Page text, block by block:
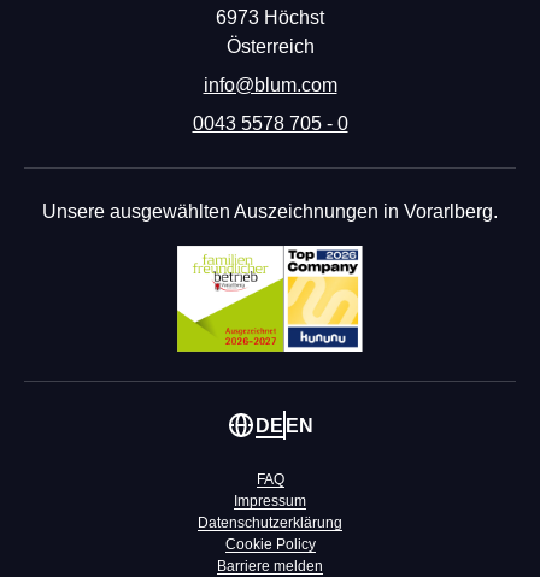
6973 Höchst
Österreich
info@blum.com
0043 5578 705 - 0
Unsere ausgewählten Auszeichnungen in Vorarlberg.
DE EN
FAQ
Impressum
Datenschutzerklärung
Cookie Policy
Barriere melden